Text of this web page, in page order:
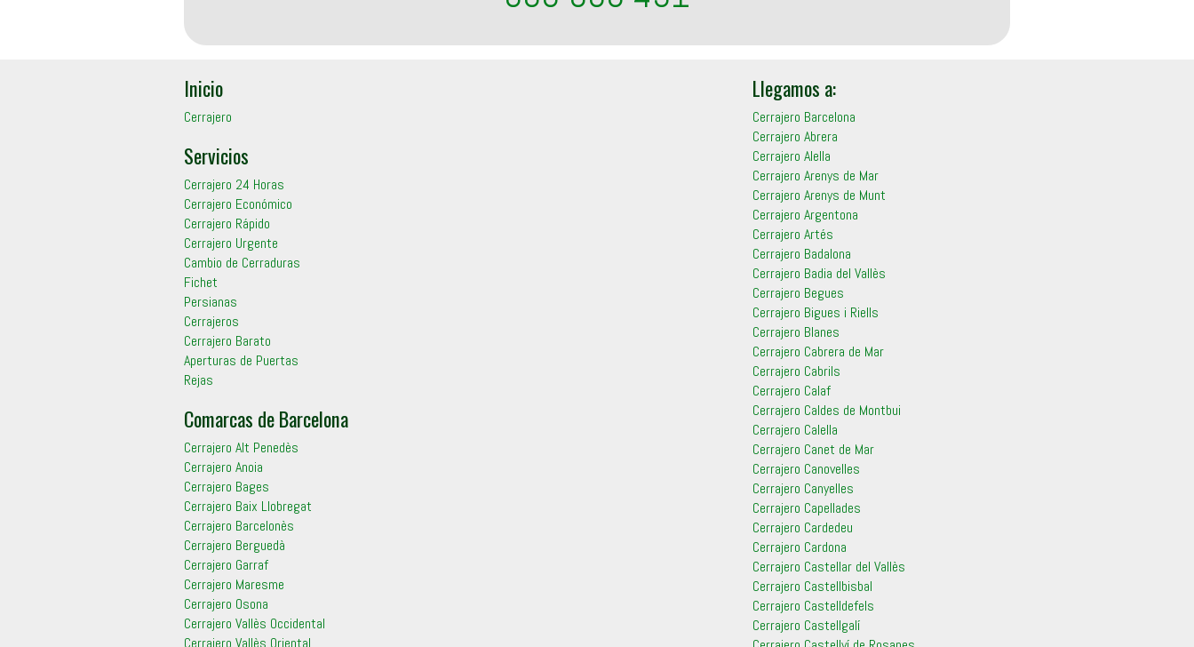
Inicio
Cerrajero
Servicios
Cerrajero 24 Horas
Cerrajero Económico
Cerrajero Rápido
Cerrajero Urgente
Cambio de Cerraduras
Fichet
Persianas
Cerrajeros
Cerrajero Barato
Aperturas de Puertas
Rejas
Comarcas de Barcelona
Cerrajero Alt Penedès
Cerrajero Anoia
Cerrajero Bages
Cerrajero Baix Llobregat
Cerrajero Barcelonès
Cerrajero Berguedà
Cerrajero Garraf
Cerrajero Maresme
Cerrajero Osona
Cerrajero Vallès Occidental
Cerrajero Vallès Oriental
Llegamos a:
Cerrajero Barcelona
Cerrajero Abrera
Cerrajero Alella
Cerrajero Arenys de Mar
Cerrajero Arenys de Munt
Cerrajero Argentona
Cerrajero Artés
Cerrajero Badalona
Cerrajero Badia del Vallès
Cerrajero Begues
Cerrajero Bigues i Riells
Cerrajero Blanes
Cerrajero Cabrera de Mar
Cerrajero Cabrils
Cerrajero Calaf
Cerrajero Caldes de Montbui
Cerrajero Calella
Cerrajero Canet de Mar
Cerrajero Canovelles
Cerrajero Canyelles
Cerrajero Capellades
Cerrajero Cardedeu
Cerrajero Cardona
Cerrajero Castellar del Vallès
Cerrajero Castellbisbal
Cerrajero Castelldefels
Cerrajero Castellgalí